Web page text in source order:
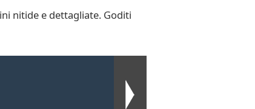
nitide e dettagliate. Goditi